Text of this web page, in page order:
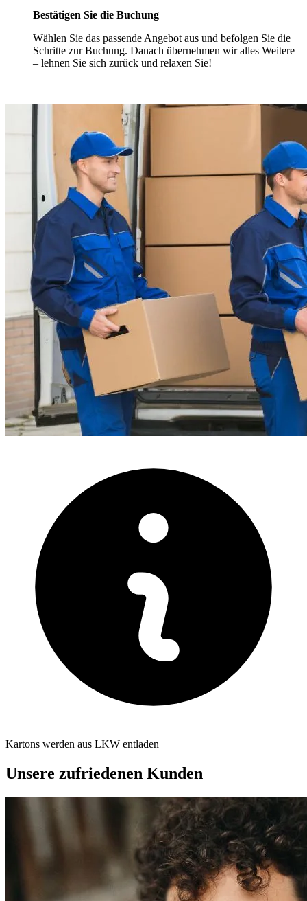
Bestätigen Sie die Buchung
Wählen Sie das passende Angebot aus und befolgen Sie die
Schritte zur Buchung. Danach übernehmen wir alles Weitere
– lehnen Sie sich zurück und relaxen Sie!
Kartons werden aus LKW entladen
Unsere zufriedenen Kunden